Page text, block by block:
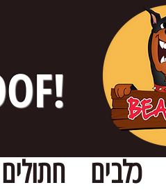
כלבים חתולים